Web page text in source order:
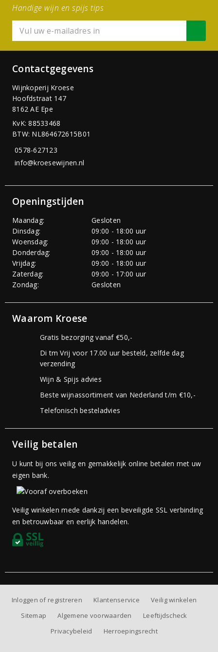
Handige wijn en spijs tips
Contactgegevens
Wijnkoperij Kroese
Hoofdstraat 147
8162 AE Epe
KvK: 88533468
BTW: NL864672615B01
0578-627123
info@kroesewijnen.nl
Openingstijden
Maandag:
Gesloten
Dinsdag:
09:00 - 18:00 uur
Woensdag:
09:00 - 18:00 uur
Donderdag:
09:00 - 18:00 uur
Vrijdag:
09:00 - 18:00 uur
Zaterdag:
09:00 - 17:00 uur
Zondag:
Gesloten
Waarom Kroese
Gratis bezorging vanaf €50,-
Di tm Vrij voor 17.00 uur besteld, zelfde dag
verzending
Wijn & Spijs advies
Beste wijnassortiment van Nederland t/m €10,-
Telefonisch besteladvies
Veilig betalen
U kunt bij ons veilig en gemakkelijk online betalen met uw
eigen bank.
Veilig winkelen mede dankzij een beveiligde SSL verbinding
en betrouwbaar en eerlijk handelen.
Inloggen of registreren Klantenservice
Veilig winkelen
Sitemap
Algemene voorwaarden
Leeftijdscheck
Privacybeleid
Herroepingsrecht